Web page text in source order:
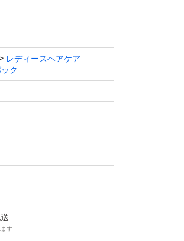
メント。
としたなめらかな指通
#トリートメント #アウ
ートメント #ハンドク
レディースヘアケア
ク
す